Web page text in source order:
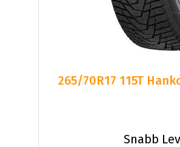
265/70R17 115T
Snabb